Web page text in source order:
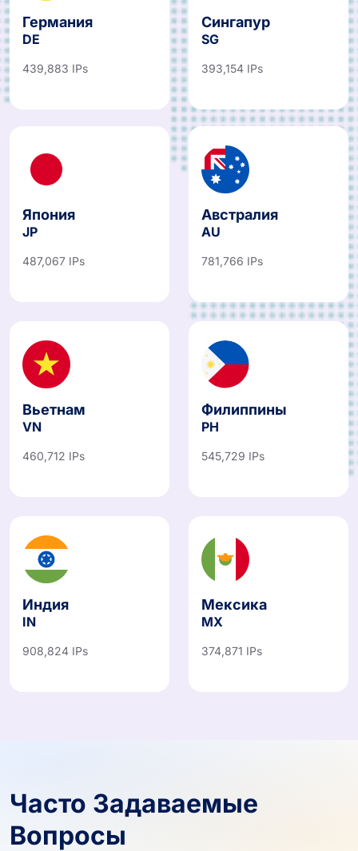
DE
Сингапур
SG
Япония
JP
Австралия
AU
VN PH
IN MX
Часто Задаваемые